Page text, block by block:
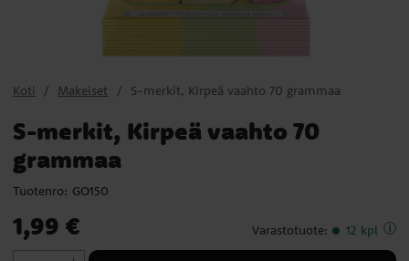
Koti Makeiset S-merkit, Kirpeä vaahto 70 grammaa
S-merkit, Kirpeä vaahto 70
grammaa
Tuotenro: GO150
Hinta:1,99 €
1,99 € Varastotuote: 12 kpl